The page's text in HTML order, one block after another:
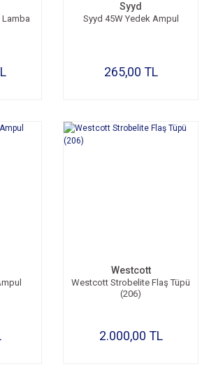
Syyd
Syyd 45W Yedek Ampul
265,00 TL
Westcott
Westcott Strobelite Flaş Tüpü
(206)
2.000,00 TL